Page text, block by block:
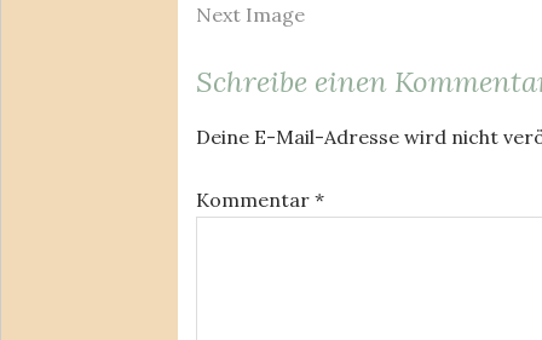
Next Image
Schreibe einen
Deine E-Mail-Adresse wird nicht
Kommentar *